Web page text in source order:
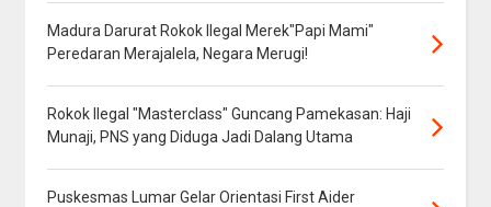
Madura Darurat Rokok Ilegal Merek"Papi Mami"
Peredaran Merajalela, Negara Merugi!
Rokok Ilegal "Masterclass" Guncang Pamekasan: Haji
Munaji, PNS yang Diduga Jadi Dalang Utama
Puskesmas Lumar Gelar Orientasi First Aider